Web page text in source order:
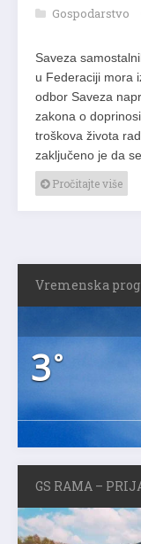
Gospodarstvo
Saveza
u Federaciji mora
odbor Saveza
zakona o
troškova života
zaključeno je da
Pročitajte više
Vremenska
3°
GS RAMA –